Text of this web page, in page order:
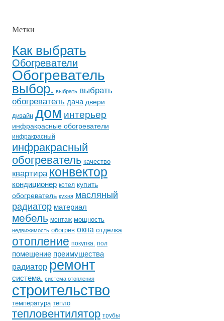
Метки
Как выбрать
Обогреватели
Обогреватель
выбор. выбрать выбрать
обогреватель дача двери
дизайн доминтерьер
инфракрасные обогреватели
инфракрасный
инфракрасный
обогреватель качество
квартираконвектор
кондиционер котел купить
обогреватель кухня масляный
радиатор материал
мебель монтаж мощность
недвижимость обогрев окна отделка
отопление покупка. пол
помещение преимущества
радиаторремонт
система. система отопления
строительство
температура тепло
тепловентилятор трубы